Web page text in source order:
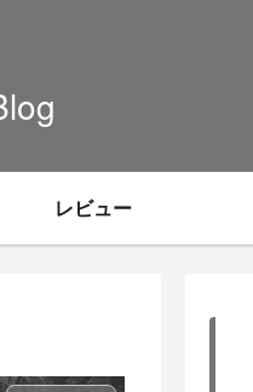
レビュー